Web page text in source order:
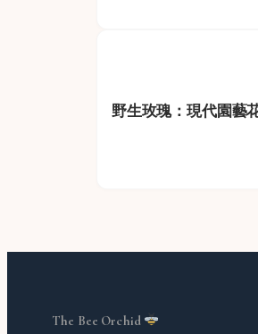
野生玫瑰：現代園藝
The Bee Orchid